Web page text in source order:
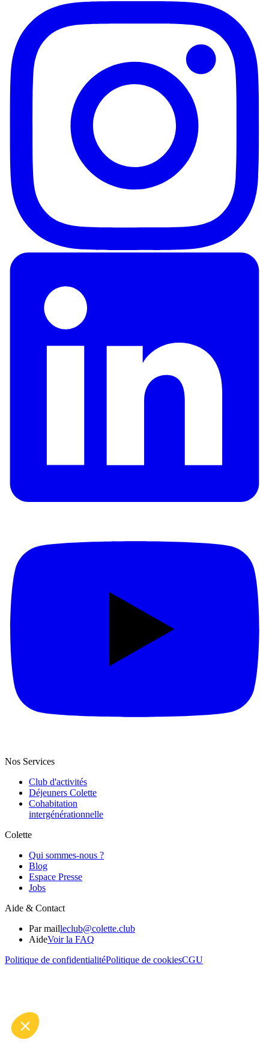
Nos Services
Club d'activités
Déjeuners Colette
Cohabitation
intergénération­nelle
Colette
Qui sommes-nous ?
Blog
Espace Presse
Jobs
Aide & Contact
Par mailleclub@colette.club
AideVoir la FAQ
Politique de confidentialitéPolitique de cookiesCGU